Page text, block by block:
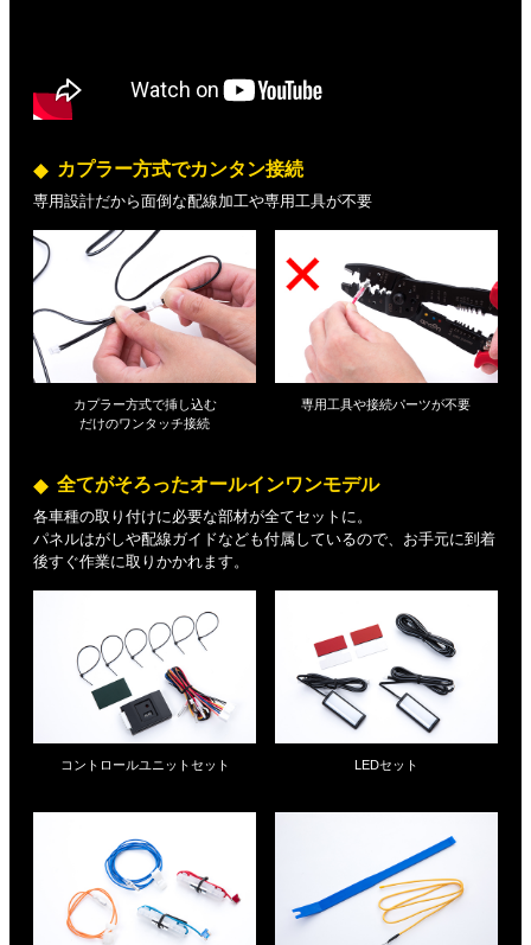
カプラー方式でカンタン接続
専用設計だから面倒な配線加工や専用工具が不要
カプラー方式で挿し込む
だけのワンタッチ接続
専用工具や接続パーツが不要
全てがそろったオールインワンモデル
各車種の取り付けに必要な部材が全てセットに。
パネルはがしや配線ガイドなども付属しているので、お手元に到着
後すぐ作業に取りかかれます。
コントロールユニットセット LEDセット